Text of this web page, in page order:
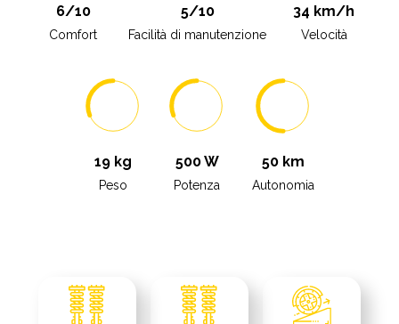
6/10
Comfort
5/10
Facilità di manutenzione
34 km/h
Velocità
19 kg
Peso
500 W
Potenza
50 km
Autonomia